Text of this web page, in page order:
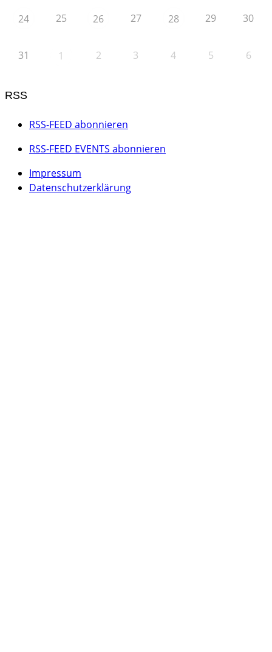
24 25 26 27 28 29 30
31 1 2 3 4 5 6
RSS
RSS-FEED abonnieren
RSS-FEED EVENTS abonnieren
Impressum
Datenschutzerklärung